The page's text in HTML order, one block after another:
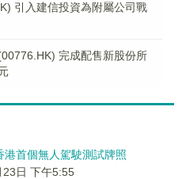
引入建信投資為附屬公司戰
完成配售新股份所
港首個無人駕駛測試牌照
23日 下午5:55